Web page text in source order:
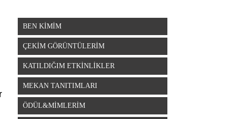
BEN KİMİM
ÇEKİM GÖRÜNTÜLERİM
KATILDIĞIM ETKİNLİKLER
MEKAN TANITIMLARI
ÖDÜL&MİMLERİM